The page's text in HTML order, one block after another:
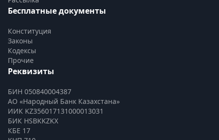
Бесплатные документы
Конституция
Законы
Кодексы
Прочие
Реквизиты
БИН 050840004387
АО «Народный Банк Казахстана»
ИИК KZ356017131000013031
БИК HSBKKZKX
КБЕ 17